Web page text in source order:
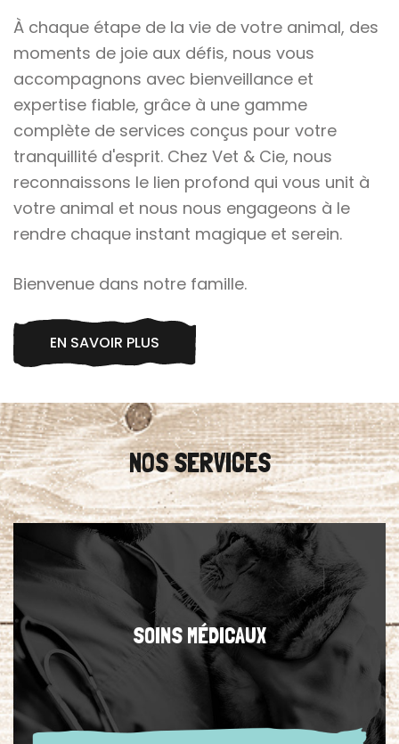
À chaque étape de la vie de votre animal, des
moments de joie aux défis, nous vous
accompagnons avec bienveillance et
expertise fiable, grâce à une gamme
complète de services conçus pour votre
tranquillité d'esprit. Chez Vet & Cie, nous
reconnaissons le lien profond qui vous unit à
votre animal et nous nous engageons à le
rendre chaque instant magique et serein.
Bienvenue dans notre famille.
EN SAVOIR PLUS
NOS SERVICES
SOINS MÉDICAUX